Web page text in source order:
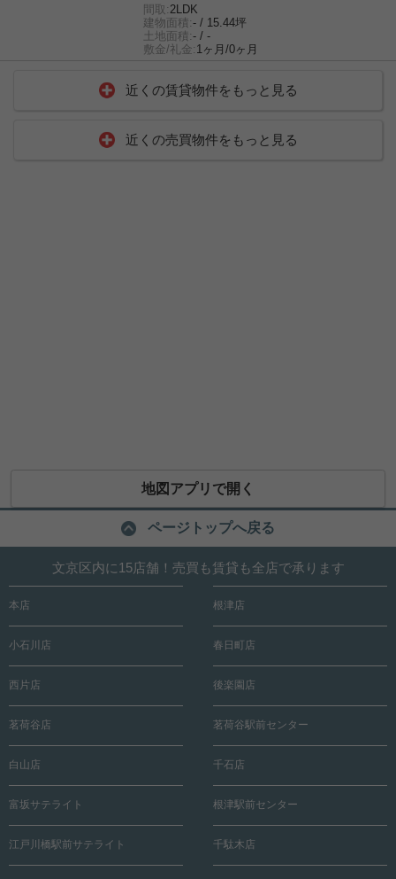
間取: 2LDK
建物面積:- / 15.44坪
土地面積:- / -
敷金/礼金: 1ヶ月/0ヶ月
近くの賃貸物件をもっと見る
近くの売買物件をもっと見る
地図アプリで開く
ページトップへ戻る
文京区内に15店舗！売買も賃貸も全店で承ります
本店 根津店
小石川店 春日町店
西片店 後楽園店
茗荷谷店 茗荷谷駅前センター
白山店 千石店
富坂サテライト 根津駅前センター
江戸川橋駅前サテライト 千駄木店